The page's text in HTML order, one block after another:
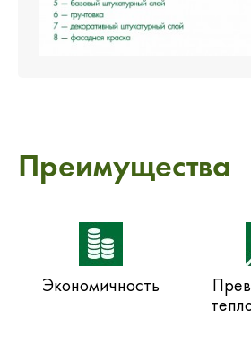
Преимущества
Экономичность